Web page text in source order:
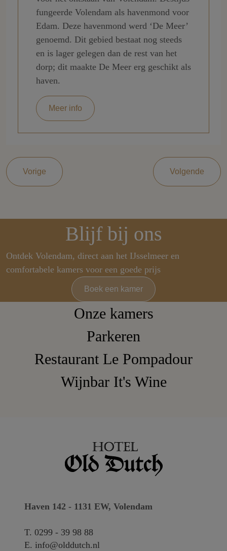
fungeerde Volendam als havenmond voor
Edam. Deze havenmond werd ‘De Meer’
genoemd. Dit gebied bestaat nog steeds
en is lager gelegen dan de rest van het
dorp; dit maakte De Meer erg geschikt als
haven.
Meer info
Vorige Volgende
Onze kamers
Parkeren
Restaurant Le Pompadour
Wijnbar It's Wine
Haven 142 - 1131 EW, Volendam
T. 0299 - 39 98 88
E. info@olddutch.nl
Blijf bij ons
Ontdek Volendam, direct aan het IJsselmeer en
comfortabele kamers voor een goede prijs
Boek een kamer